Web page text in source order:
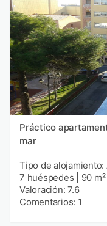
Práctico
mar
Tipo de alojamiento:
7 huéspedes
90 m²
Valoración: 7.6
Comentarios: 1